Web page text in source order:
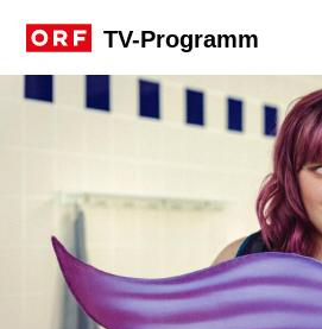
TV-Programm